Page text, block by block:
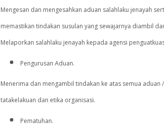
Mengesan dan mengesahkan aduan salahlaku jenayah
memastikan tindakan susulan yang sewajarnya diambil
Melaporkan salahlaku jenayah kepada agensi
Pengurusan Aduan.
Menerima dan mengambil tindakan ke atas semua
tatakelakuan dan etika organisasi.
Pematuhan.